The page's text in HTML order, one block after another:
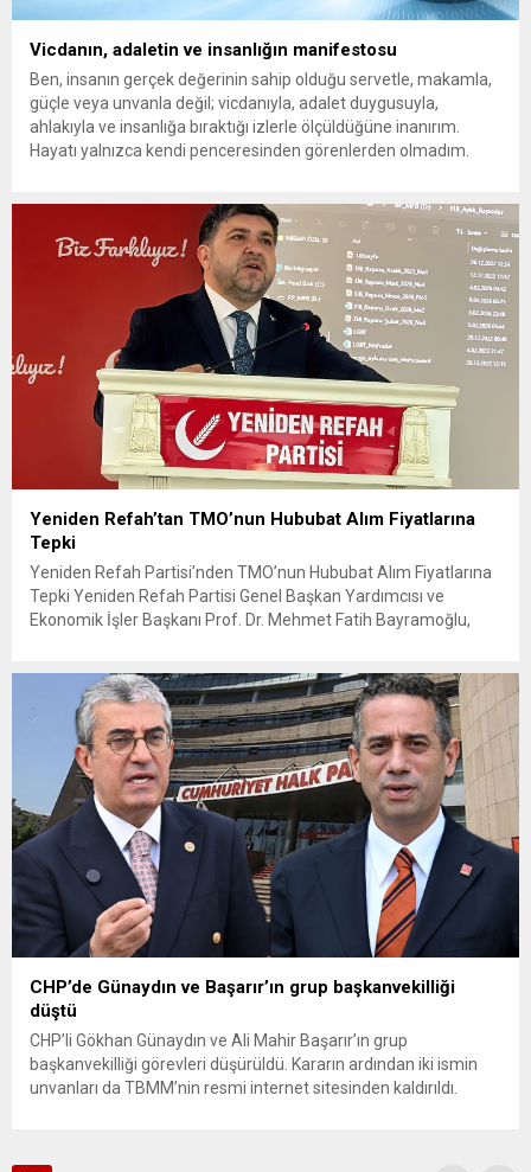
Vicdanın, adaletin ve insanlığın manifestosu
Ben, insanın gerçek değerinin sahip olduğu servetle, makamla,
güçle veya unvanla değil; vicdanıyla, adalet duygusuyla,
ahlakıyla ve insanlığa bıraktığı izlerle ölçüldüğüne inanırım.
Hayatı yalnızca kendi penceresinden görenlerden olmadım.
gözyaşı da, bir annenin umudu...
Yeniden Refah’tan TMO’nun Hububat Alım Fiyatlarına
Tepki
Yeniden Refah Partisi’nden TMO’nun Hububat Alım Fiyatlarına
Tepki Yeniden Refah Partisi Genel Başkan Yardımcısı ve
Ekonomik İşler Başkanı Prof. Dr. Mehmet Fatih Bayramoğlu,
fiyatların çiftçinin artan maliyetlerini karşılamaktan uzak
olduğunu savunarak fiyatların yeniden değerlendirilmesi
çağrısında...
CHP’de Günaydın ve Başarır’ın grup başkanvekilliği
düştü
CHP’li Gökhan Günaydın ve Ali Mahir Başarır’ın grup
başkanvekilliği görevleri düşürüldü. Kararın ardından iki ismin
unvanları da TBMM’nin resmi internet sitesinden kaldırıldı.